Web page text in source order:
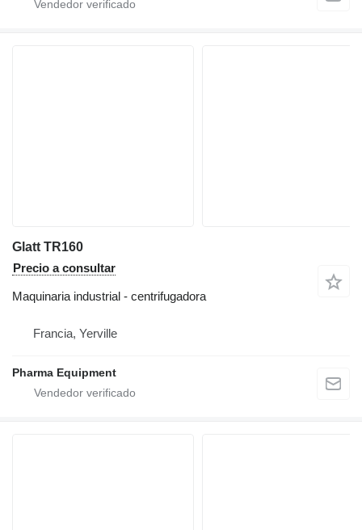
Glatt TR160
Precio a consultar
Maquinaria industrial - centrifugadora
Francia, Yerville
Pharma Equipment